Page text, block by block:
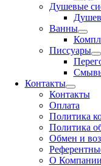
Душевые
Ванны
Писсуары
Контакты
Контакты
Оплата
Политика
Политика
Обмен и
О Компании